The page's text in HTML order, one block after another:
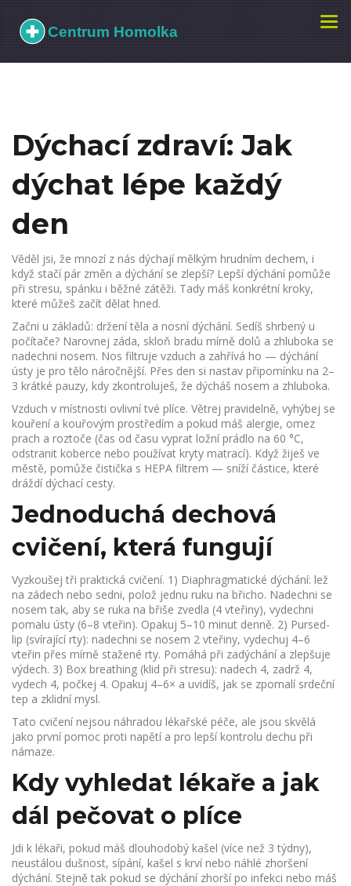
Dýchací zdraví: Jak
dýchat lépe každý
den
Věděl jsi, že mnozí z nás dýchají mělkým hrudním dechem, i
když stačí pár změn a dýchání se zlepší? Lepší dýchání pomůže
při stresu, spánku i běžné zátěži. Tady máš konkrétní kroky,
které můžeš začít dělat hned.
Začni u základů: držení těla a nosní dýchání. Sedíš shrbený u
počítače? Narovnej záda, skloň bradu mírně dolů a zhluboka se
nadechni nosem. Nos filtruje vzduch a zahřívá ho — dýchání
ústy je pro tělo náročnější. Přes den si nastav připomínku na 2–
3 krátké pauzy, kdy zkontroluješ, že dýcháš nosem a zhluboka.
Vzduch v místnosti ovlivní tvé plíce. Větrej pravidelně, vyhýbej se
kouření a kouřovým prostředím a pokud máš alergie, omez
prach a roztoče (čas od času vyprat ložní prádlo na 60 °C,
odstranit koberce nebo používat kryty matrací). Když žiješ ve
městě, pomůže čistička s HEPA filtrem — sníží částice, které
dráždí dýchací cesty.
Jednoduchá dechová
cvičení, která fungují
Vyzkoušej tři praktická cvičení. 1) Diaphragmatické dýchání: lež
na zádech nebo sedni, polož jednu ruku na břicho. Nadechni se
nosem tak, aby se ruka na břiše zvedla (4 vteřiny), vydechni
pomalu ústy (6–8 vteřin). Opakuj 5–10 minut denně. 2) Pursed-
lip (svírající rty): nadechni se nosem 2 vteřiny, vydechuj 4–6
vteřin přes mírně stažené rty. Pomáhá při zadýchání a zlepšuje
výdech. 3) Box breathing (klid při stresu): nadech 4, zadrž 4,
vydech 4, počkej 4. Opakuj 4–6× a uvidíš, jak se zpomalí srdeční
tep a zklidní mysl.
Tato cvičení nejsou náhradou lékařské péče, ale jsou skvělá
jako první pomoc proti napětí a pro lepší kontrolu dechu při
námaze.
Kdy vyhledat lékaře a jak
dál pečovat o plíce
Jdi k lékaři, pokud máš dlouhodobý kašel (více než 3 týdny),
neustálou dušnost, sípání, kašel s krví nebo náhlé zhoršení
dýchání. Stejně tak pokud se dýchání zhorší po infekci nebo máš